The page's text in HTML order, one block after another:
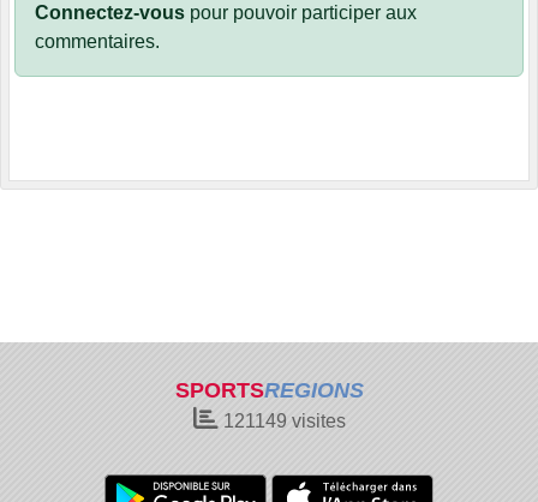
Connectez-vous pour pouvoir participer aux
commentaires.
SPORTSREGIONS
121149visites